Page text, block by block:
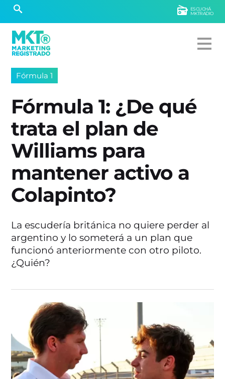
ESCUCHÁ
MKTRADIO
Fórmula 1
Fórmula 1: ¿De qué
trata el plan de
Williams para
mantener activo a
Colapinto?
La escudería británica no quiere perder al
argentino y lo someterá a un plan que
funcionó anteriormente con otro piloto.
¿Quién?